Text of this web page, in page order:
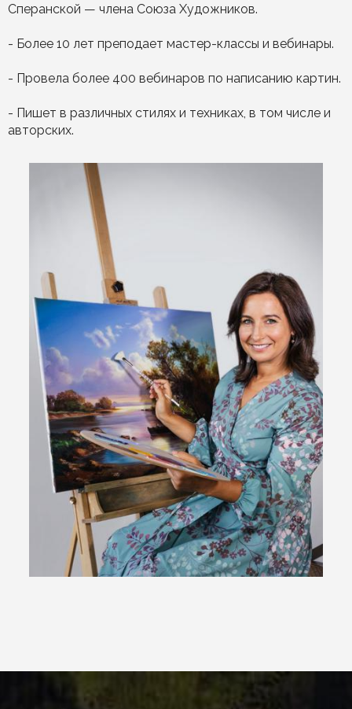
Сперанской — члена Союза Художников.
- Более 10 лет преподает мастер-классы и вебинары.
- Провела более 400 вебинаров по написанию картин.
- Пишет в различных стилях и техниках, в том числе и
авторских.